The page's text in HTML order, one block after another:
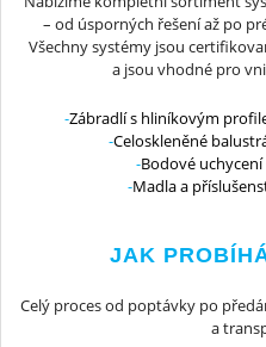
– od úsporných řešení až po
Všechny systémy jsou
a jsou vhodné pro
Zábradlí s hliníkovým
Celoskleněné
Bodové
Madla a
JAK
Celý proces od poptávky po
a